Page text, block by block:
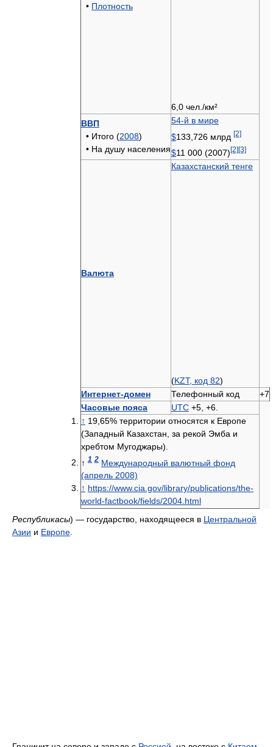
• Плотность
6,0 чел./км²
ВВП
• Итого (2008)
• На душу населения
54-й в мире
$133,726 млрд [2]
$11 000 (2007) [2] [3]
Валюта
Казахстанский тенге
(KZT, код 82)
Интернет-домен
Телефонный код
+7
Часовые пояса
UTC +5, +6.
↑ 19,65% территории относятся к Европе
(Западный Казахстан, за рекой Эмба и
хребтом Мугоджары).
↑ 1 2 Международный валютный фонд
(апрель 2008)
↑ https://www.cia.gov/library/publications/the-
world-factbook/fields/2004.html
Республикасы) — государство, находящееся в Центральной
Азии и Европе